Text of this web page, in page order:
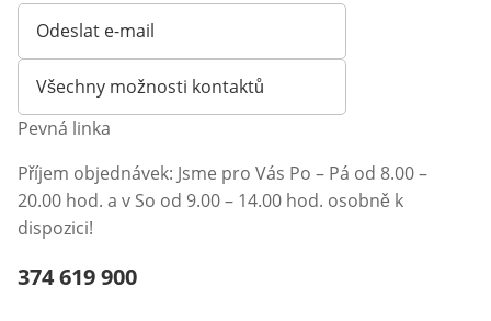
Odeslat e-mail
Otevírá e-mailového klienta
Všechny možnosti kontaktů
Pevná linka
Příjem objednávek: Jsme pro Vás Po – Pá od 8.00 –
20.00 hod. a v So od 9.00 – 14.00 hod. osobně k
dispozici!
Telefonní číslo:
374 619 900